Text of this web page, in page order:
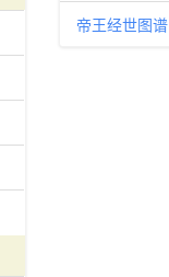
帝王经世图谱